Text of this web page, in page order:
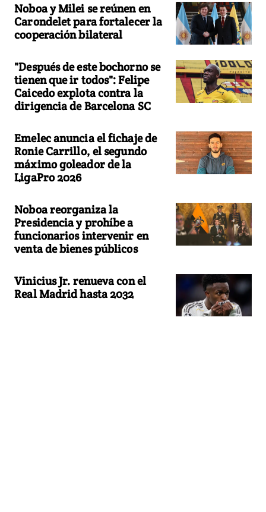
Noboa y Milei se reúnen en
Carondelet para fortalecer la
cooperación bilateral
"Después de este bochorno se
tienen que ir todos": Felipe
Caicedo explota contra la
dirigencia de Barcelona SC
Emelec anuncia el fichaje de
Ronie Carrillo, el segundo
máximo goleador de la
LigaPro 2026
Noboa reorganiza la
Presidencia y prohíbe a
funcionarios intervenir en
venta de bienes públicos
Vinicius Jr. renueva con el
Real Madrid hasta 2032